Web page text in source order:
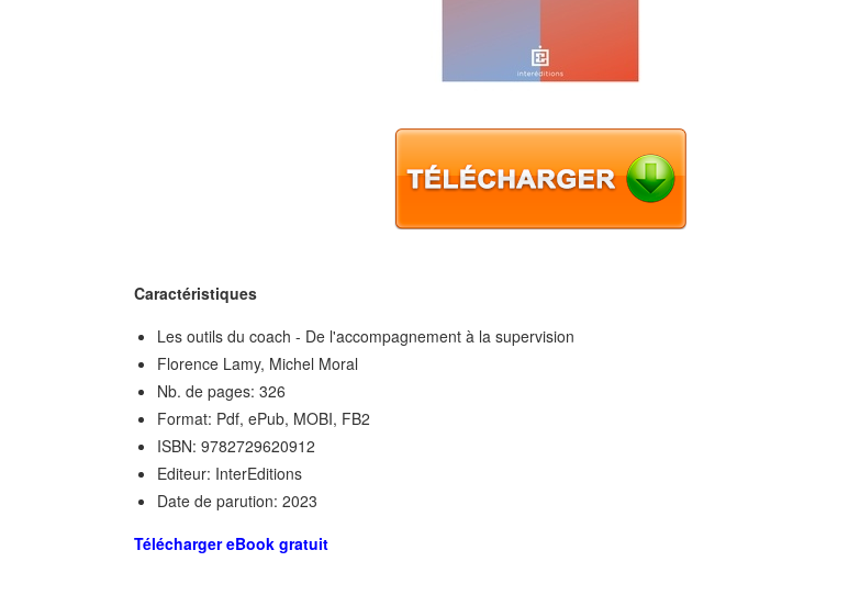
Caractéristiques
Les outils du coach - De l'accompagnement à la supervision
Florence Lamy, Michel Moral
Nb. de pages: 326
Format: Pdf, ePub, MOBI, FB2
ISBN: 9782729620912
Editeur: InterEditions
Date de parution: 2023
Télécharger eBook gratuit